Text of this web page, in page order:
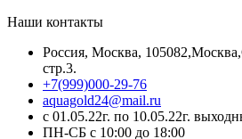
Наши контакты
Россия, Москва,
стр.3.
+7(999)000-29-76
aquagold24@mail.ru
с 01.05.22г. по 10.05.22г.
ПН-СБ с 10:00 до 18:00